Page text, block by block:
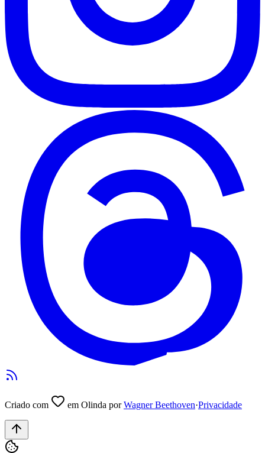
Criado com em Olinda porWagner Beethoven·Privacidade